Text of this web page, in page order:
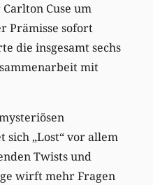
Cuse um
Prämisse sofort
die insgesamt sechs
mit
sich „Lost“ vor allem
Twists und
wirft mehr Fragen